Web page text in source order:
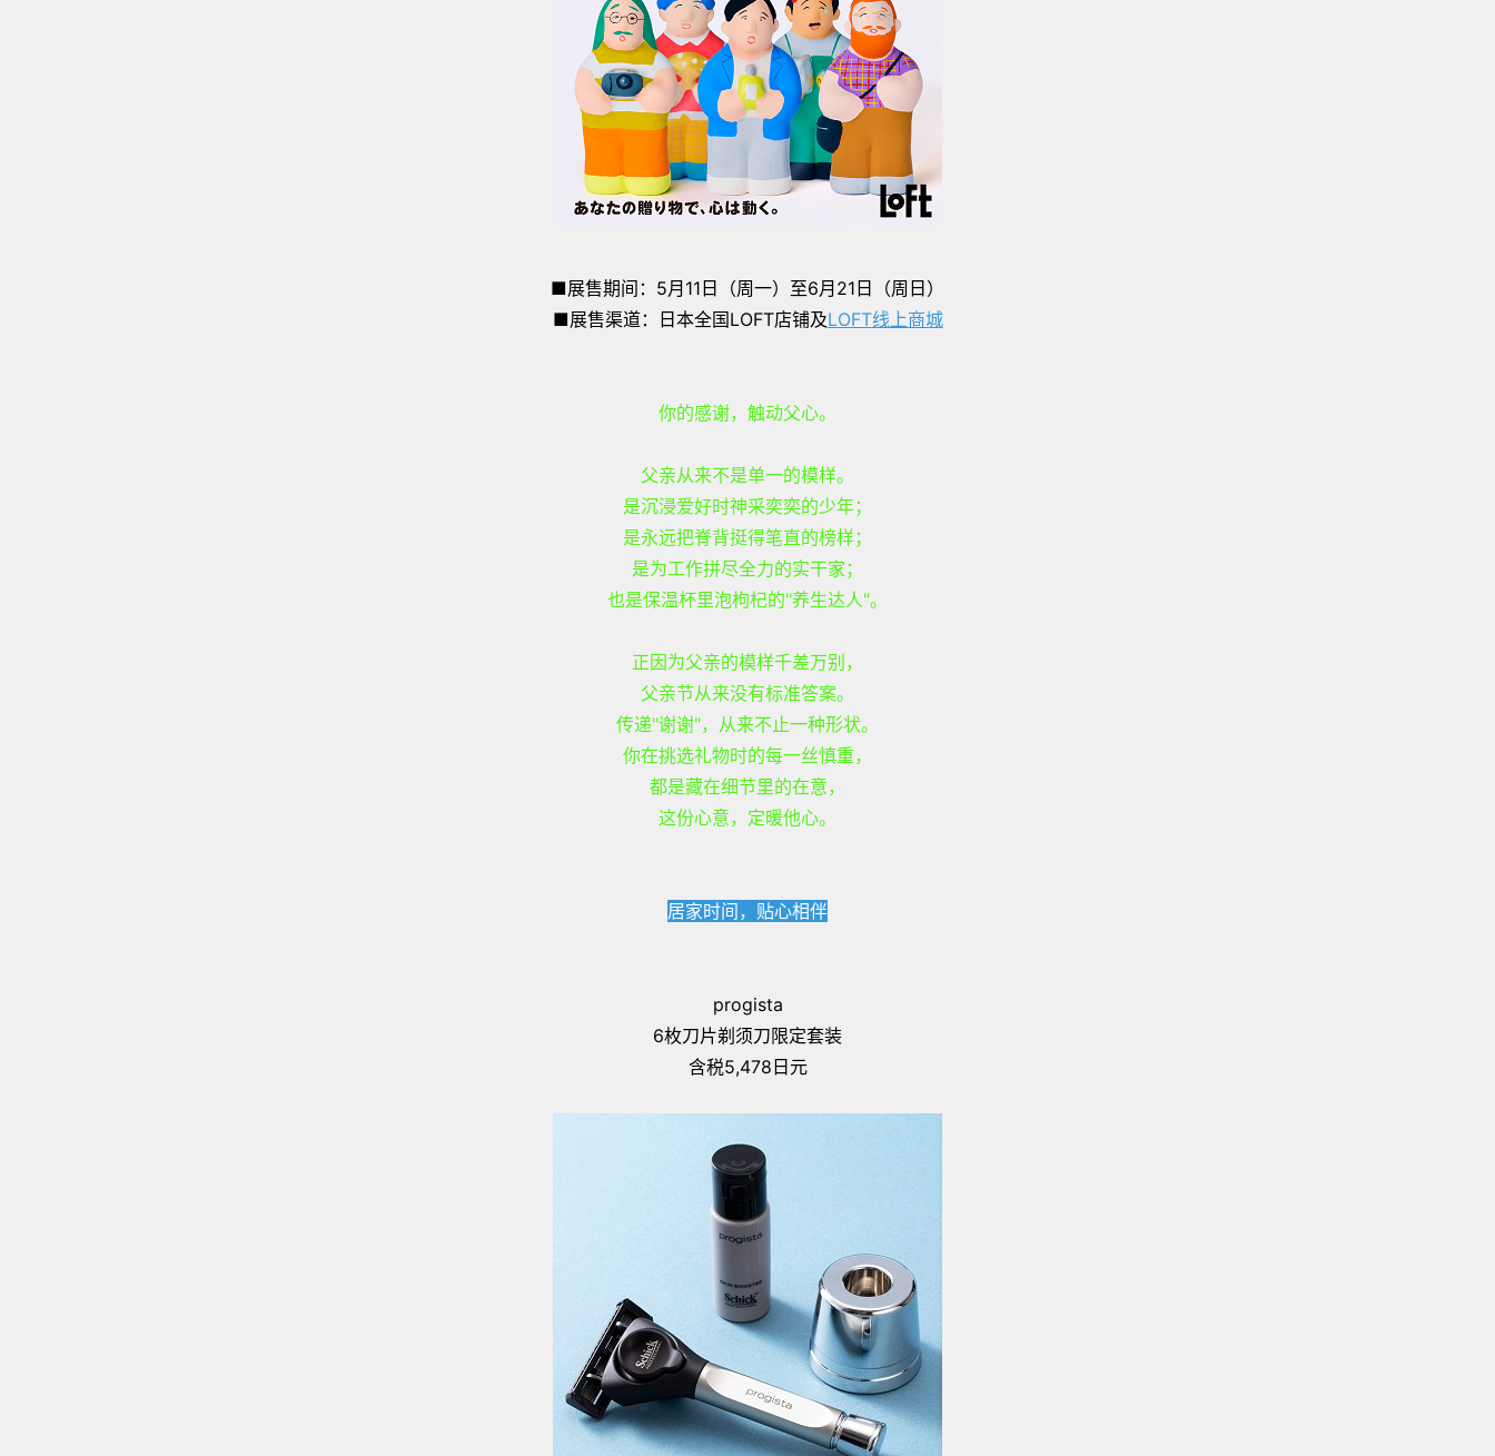
■展售期间：5月11日（周一）至6月21日（周日）
■展售渠道：日本全国LOFT店铺及LOFT线上商城
你的感谢，触动父心。
父亲从来不是单一的模样。
是沉浸爱好时神采奕奕的少年；
是永远把脊背挺得笔直的榜样；
是为工作拼尽全力的实干家；
也是保温杯里泡枸杞的"养生达人"。
正因为父亲的模样千差万别，
父亲节从来没有标准答案。
传递"谢谢"，从来不止一种形状。
你在挑选礼物时的每一丝慎重，
都是藏在细节里的在意，
这份心意，定暖他心。
居家时间，贴心相伴
progista
6枚刀片剃须刀限定套装
含税5,478日元